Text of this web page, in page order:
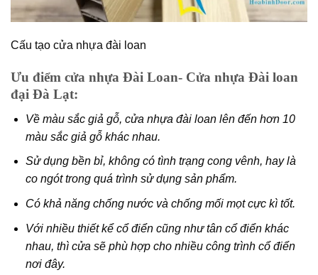
Cấu tạo cửa nhựa đài loan
Ưu điểm cửa nhựa Đài Loan- Cửa nhựa Đài loan
đại Đà Lạt:
Về màu sắc giả gỗ, cửa nhựa đài loan lên đến hơn 10
màu sắc giả gỗ khác nhau.
Sử dụng bền bỉ, không có tình trạng cong vênh, hay là
co ngót trong quá trình sử dụng sản phẩm.
Có khả năng chống nước và chống mối mọt cực kì tốt.
Với nhiều thiết kể cổ điển cũng như tân cổ điển khác
nhau, thì cửa sẽ phù hợp cho nhiều công trình cổ điển
nơi đây.